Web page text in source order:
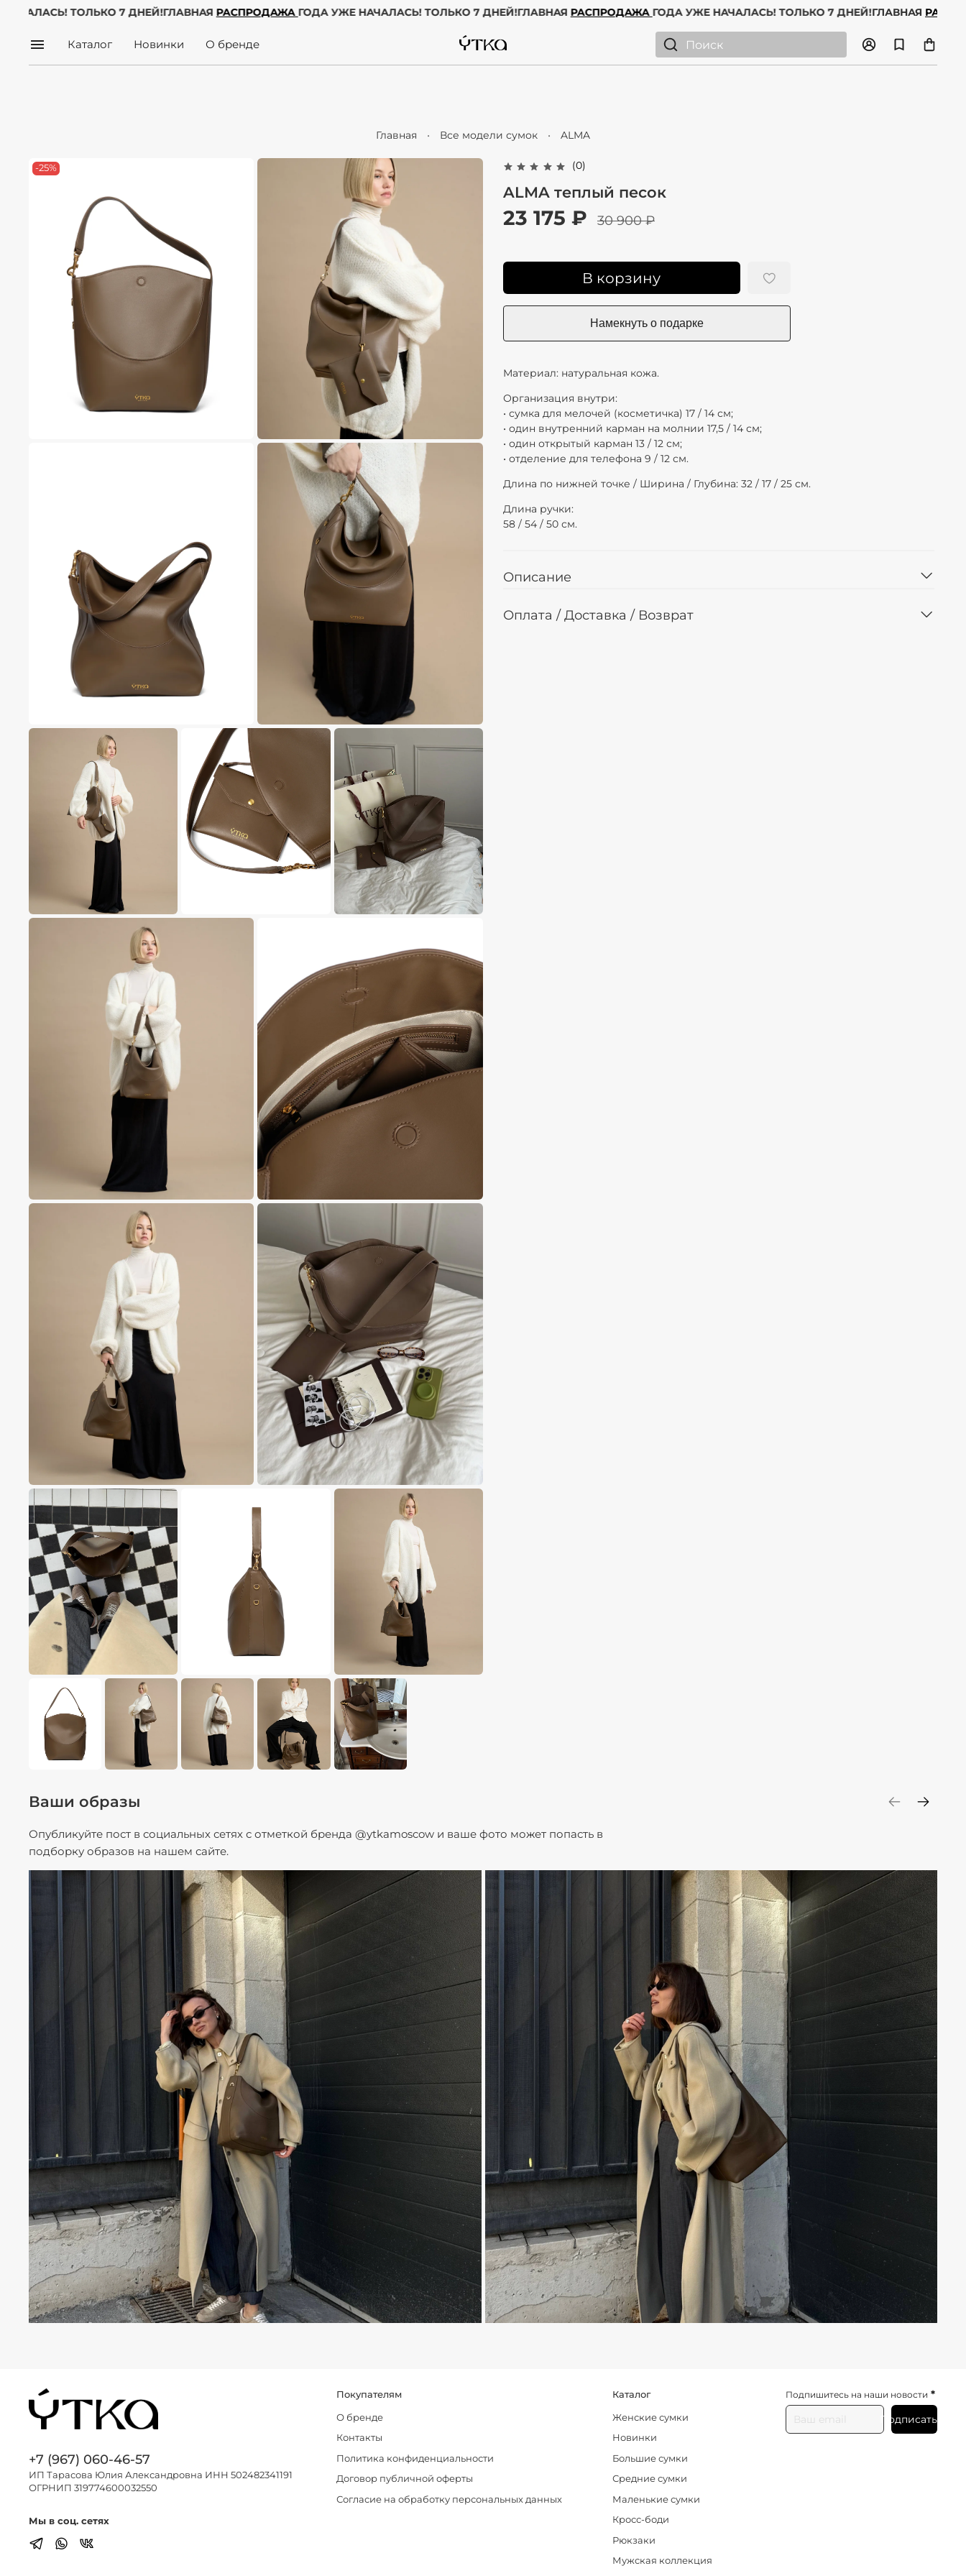
УЖЕ НАЧАЛАСЬ! ТОЛЬКО 7 ДНЕЙ!ГЛАВНАЯРАСПРОДАЖАГОДА УЖЕ НАЧАЛАСЬ! ТОЛЬКО 7 ДНЕЙ!ГЛАВНАЯРАСПРОДАЖАГОДА УЖЕ НАЧАЛАСЬ! ТОЛЬКО 7 ДНЕЙ!ГЛАВНАЯ
Каталог Новинки О бренде
Главная Все модели сумок ALMA
-25% (0)
ALMA теплый песок
23 175 ₽ 30 900 ₽
В корзину
Материал: натуральная кожа.
Организация внутри:
• сумка для мелочей (косметичка) 17 / 14 см;
• один внутренний карман на молнии 17,5 / 14 см;
• один открытый карман 13 / 12 см;
• отделение для телефона 9 / 12 см.
Длина по нижней точке / Ширина / Глубина: 32 / 17 / 25 см.
Длина ручки:
58 / 54 / 50 см.
Описание
Оплата / Доставка / Возврат
Ваши образы
Опубликуйте пост в социальных сетях с отметкой бренда @ytkamoscow и ваше фото может попасть в
подборку образов на нашем сайте.
Покупателям
О бренде
Контакты
Политика конфиденциальности
Договор публичной оферты
Согласие на обработку персональных данных
Каталог
Женские сумки
Новинки
Большие сумки
Средние сумки
Маленькие сумки
Кросс-боди
Рюкзаки
Мужская коллекция
Подпишитесь на наши новости *
Подписаться
+7 (967) 060-46-57
ИП Тарасова Юлия Александровна ИНН 502482341191
ОГРНИП 319774600032550
Мы в соц. сетях